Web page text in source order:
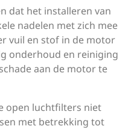
dat het installeren van
nadelen met zich mee
vuil en stof in de motor
onderhoud en reiniging
aan de motor te
open luchtfilters niet
met betrekking tot